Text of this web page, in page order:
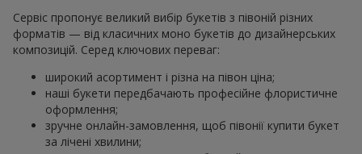
Сервіс пропонує великий вибір букетів з півоній різних
форматів — від класичних моно букетів до дизайнерських
композицій. Серед ключових переваг:
широкий асортимент і різна на півон ціна;
наші букети передбачають професійне флористичне
оформлення;
зручне онлайн-замовлення, щоб півонії купити букет
за лічені хвилини;